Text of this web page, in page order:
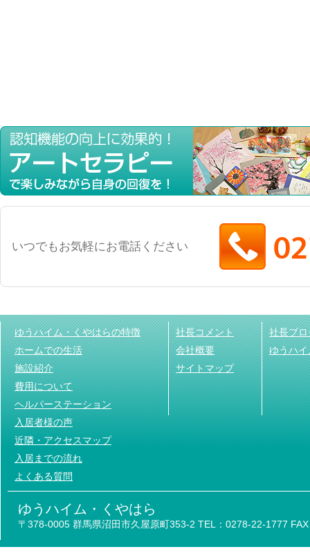
いつでもお気軽にお電話ください
ゆうハイム・くやはらの特徴
ホームでの生活
施設紹介
費用について
ヘルパーステーション
入居者様の声
近隣・アクセスマップ
入居までの流れ
よくある質問
社長コメント
会社概要
サイトマップ
社長ブロ
ゆうハ
ゆうハイム・くやはら
〒378-0005 群馬県沼田市久屋原町353-2 TEL：0278-22-1777